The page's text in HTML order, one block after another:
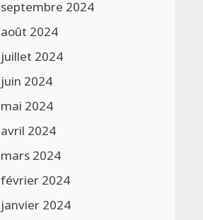
septembre 2024
août 2024
juillet 2024
juin 2024
mai 2024
avril 2024
mars 2024
février 2024
janvier 2024